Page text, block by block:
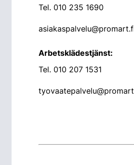
Tel. 010 235 1690
Arbetsklädestjänst:
Tel. 010 207 1531